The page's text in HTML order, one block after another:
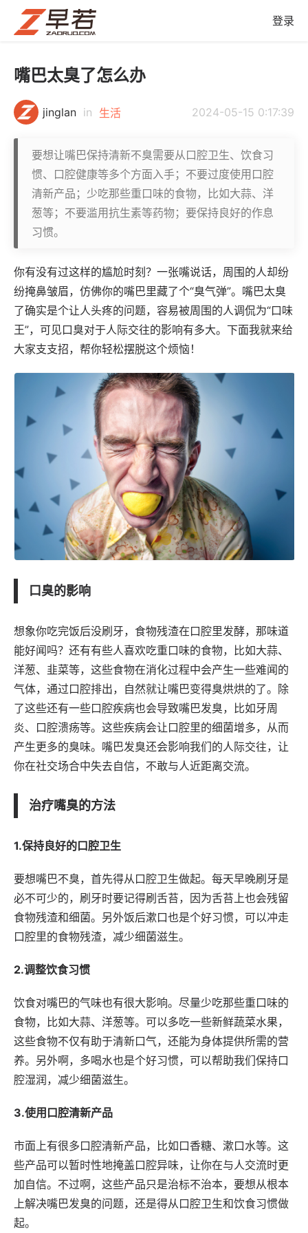
登录
嘴巴太臭了怎么办
jinglan in 生活 2024-05-15 0:17:39
要想让嘴巴保持清新不臭需要从口腔卫生、饮食习
惯、口腔健康等多个方面入手；不要过度使用口腔
清新产品；少吃那些重口味的食物，比如大蒜、洋
葱等；不要滥用抗生素等药物；要保持良好的作息
习惯。
你有没有过这样的尴尬时刻？一张嘴说话，周围的人却纷
纷掩鼻皱眉，仿佛你的嘴巴里藏了个“臭气弹”。嘴巴太臭
了确实是个让人头疼的问题，容易被周围的人调侃为“口味
王”，可见口臭对于人际交往的影响有多大。下面我就来给
大家支支招，帮你轻松摆脱这个烦恼！
口臭的影响
想象你吃完饭后没刷牙，食物残渣在口腔里发酵，那味道
能好闻吗？还有有些人喜欢吃重口味的食物，比如大蒜、
洋葱、韭菜等，这些食物在消化过程中会产生一些难闻的
气体，通过口腔排出，自然就让嘴巴变得臭烘烘的了。除
了这些还有一些口腔疾病也会导致嘴巴发臭，比如牙周
炎、口腔溃疡等。这些疾病会让口腔里的细菌增多，从而
产生更多的臭味。嘴巴发臭还会影响我们的人际交往，让
你在社交场合中失去自信，不敢与人近距离交流。
治疗嘴臭的方法
1.保持良好的口腔卫生
要想嘴巴不臭，首先得从口腔卫生做起。每天早晚刷牙是
必不可少的，刷牙时要记得刷舌苔，因为舌苔上也会残留
食物残渣和细菌。另外饭后漱口也是个好习惯，可以冲走
口腔里的食物残渣，减少细菌滋生。
2.调整饮食习惯
饮食对嘴巴的气味也有很大影响。尽量少吃那些重口味的
食物，比如大蒜、洋葱等。可以多吃一些新鲜蔬菜水果，
这些食物不仅有助于清新口气，还能为身体提供所需的营
养。另外啊，多喝水也是个好习惯，可以帮助我们保持口
腔湿润，减少细菌滋生。
3.使用口腔清新产品
市面上有很多口腔清新产品，比如口香糖、漱口水等。这
些产品可以暂时性地掩盖口腔异味，让你在与人交流时更
加自信。不过啊，这些产品只是治标不治本，要想从根本
上解决嘴巴发臭的问题，还是得从口腔卫生和饮食习惯做
起。